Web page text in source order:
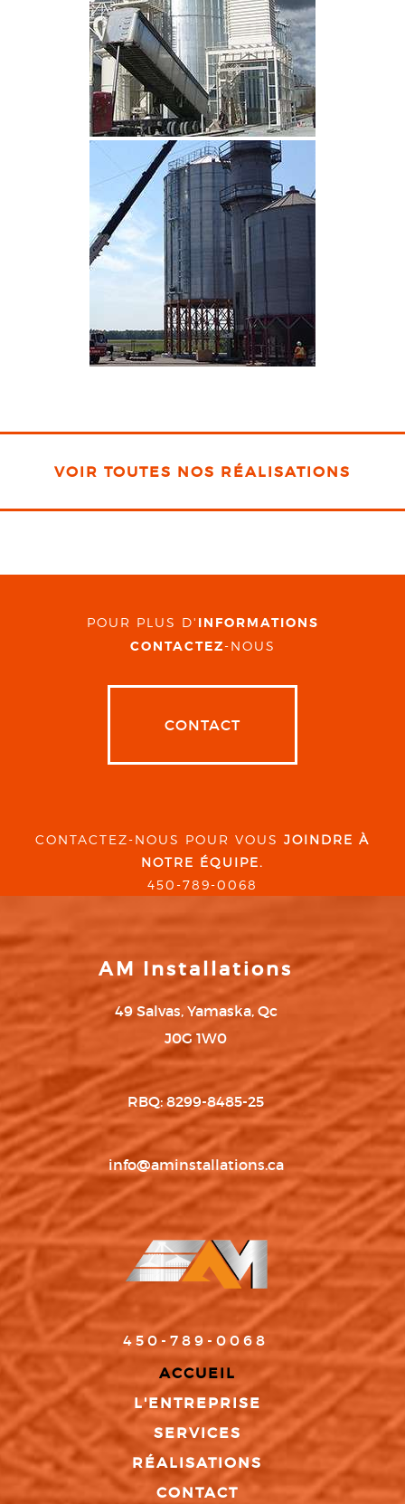
CLIQUEZ POUR AGRANDIR
VOIR TOUTES NOS RÉALISATIONS
POUR PLUS D' INFORMATIONS
CONTACTEZ-NOUS
CONTACT
CONTACTEZ-NOUS POUR VOUS JOINDRE À
NOTRE ÉQUIPE.
450-789-0068
AM Installations
49 Salvas, Yamaska, Qc
J0G 1W0
RBQ: 8299-8485-25
info@aminstallations.ca
450-789-0068
ACCUEIL
L'ENTREPRISE
SERVICES
RÉALISATIONS
CONTACT